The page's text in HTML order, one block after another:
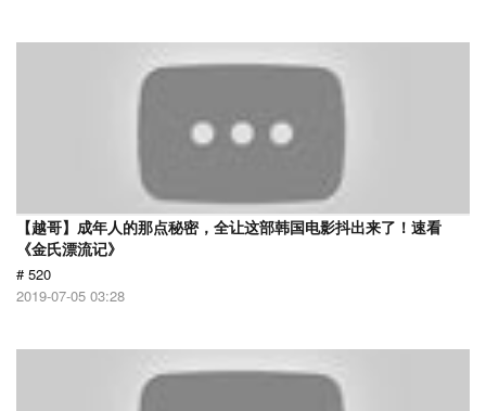
【越哥】成年人的那点秘密，全让这部韩国电影抖出来了！速看
《金氏漂流记》
# 520
2019-07-05 03:28